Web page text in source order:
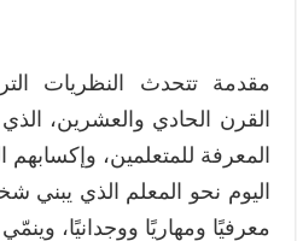
مقدمة تتحدث النظريات
القرن الحادي والعشرين،
المعرفة للمتعلمين، وإكسابهم
اليوم نحو المعلم الذي يبني
معرفيًا ومهاريًا ووجدانيًا،